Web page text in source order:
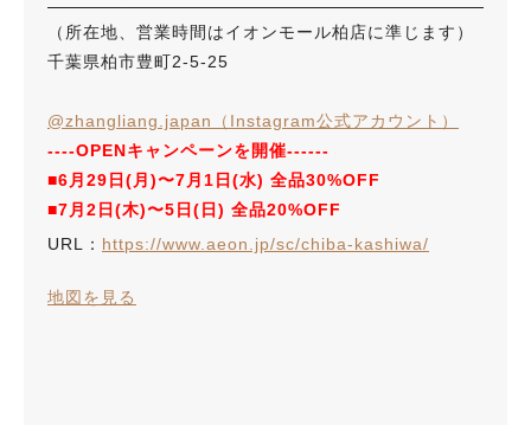
（所在地、営業時間はイオンモール柏店に準じます）
千葉県柏市豊町2-5-25
@zhangliang.japan（Instagram公式アカウント）
----OPENキャンペーンを開催------
■6月29日(月)〜7月1日(水) 全品30%OFF
■7月2日(木)〜5日(日) 全品20%OFF
URL： https://www.aeon.jp/sc/chiba-kashiwa/
地図を見る